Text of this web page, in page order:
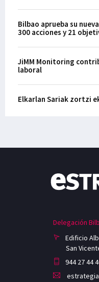
Bilbao aprueba su
300 acciones y 21
JiMM Monitoring
laboral
Elkarlan Sariak zortzi
Delegación
Edificio
San
944 27 44